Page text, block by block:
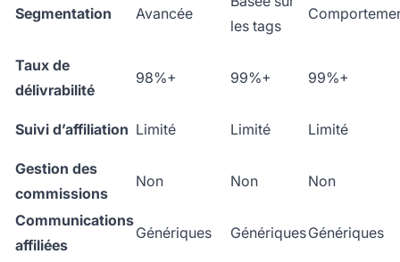
Segmentation Avancée
les tags
Taux de
délivrabilité
98%+ 99%+ 99%+
Suivi d’affiliation Limité Limité Limité
Gestion des
commissions
Non Non Non
Communications
affiliées
Génériques GénériquesGénériques